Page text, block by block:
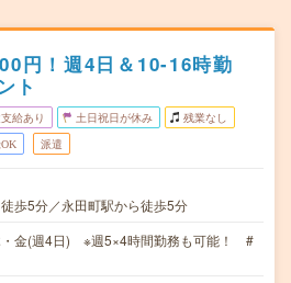
円！週4日＆10-16時勤
ト
給あり 土日祝日が休み 残業なし
派遣
歩5分／永田町駅から徒歩5分
・金(週4日) ※週5×4時間勤務も可能！ #